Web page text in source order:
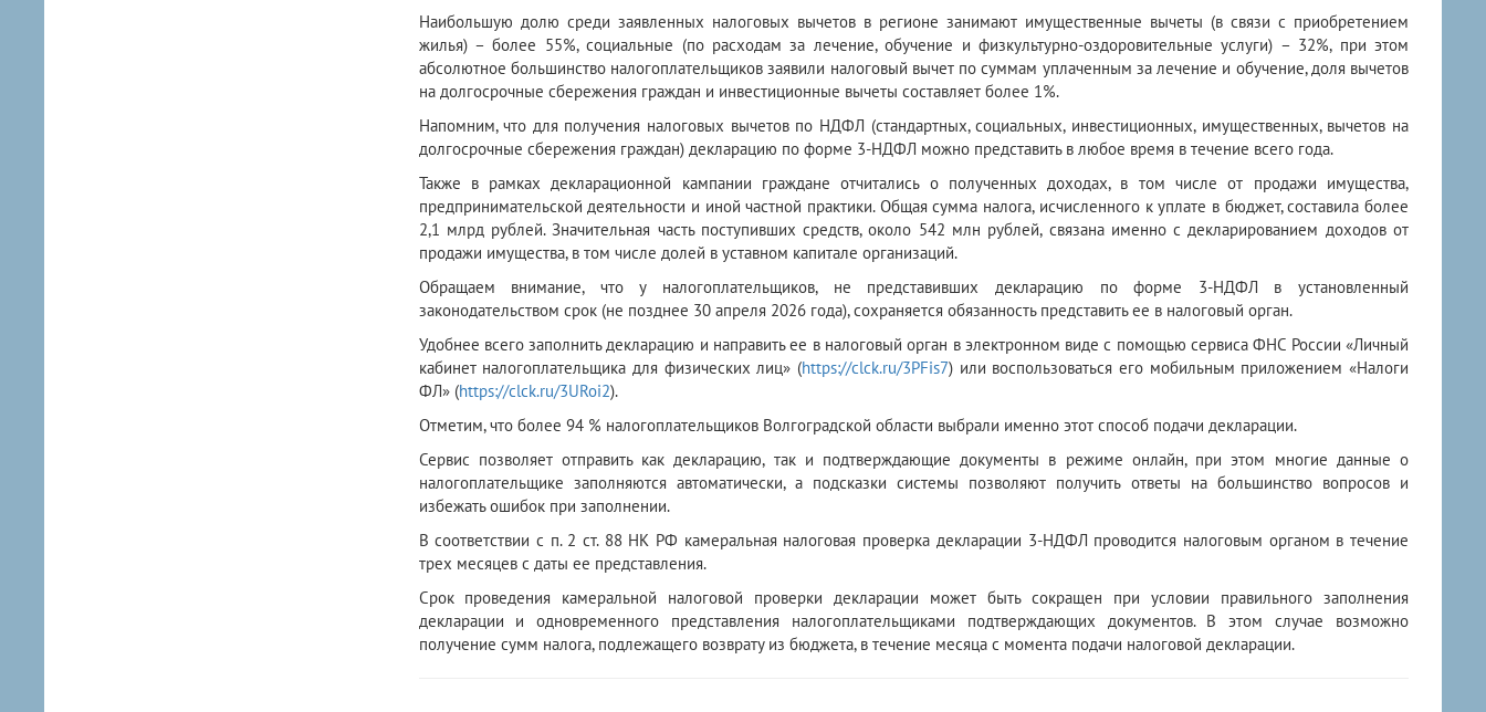
Наибольшую долю среди заявленных налоговых вычетов в регионе занимают имущественные вычеты (в связи с приобретением
жилья) – более 55%, социальные (по расходам за лечение, обучение и физкультурно-оздоровительные услуги) – 32%, при этом
абсолютное большинство налогоплательщиков заявили налоговый вычет по суммам уплаченным за лечение и обучение, доля вычетов
на долгосрочные сбережения граждан и инвестиционные вычеты составляет более 1%.
Напомним, что для получения налоговых вычетов по НДФЛ (стандартных, социальных, инвестиционных, имущественных, вычетов на
долгосрочные сбережения граждан) декларацию по форме 3-НДФЛ можно представить в любое время в течение всего года.
Также в рамках декларационной кампании граждане отчитались о полученных доходах, в том числе от продажи имущества,
предпринимательской деятельности и иной частной практики. Общая сумма налога, исчисленного к уплате в бюджет, составила более
2,1 млрд рублей. Значительная часть поступивших средств, около 542 млн рублей, связана именно с декларированием доходов от
продажи имущества, в том числе долей в уставном капитале организаций.
Обращаем внимание, что у налогоплательщиков, не представивших декларацию по форме 3-НДФЛ в установленный
законодательством срок (не позднее 30 апреля 2026 года), сохраняется обязанность представить ее в налоговый орган.
Удобнее всего заполнить декларацию и направить ее в налоговый орган в электронном виде с помощью сервиса ФНС России «Личный
кабинет налогоплательщика для физических лиц» (https://clck.ru/3PFis7) или воспользоваться его мобильным приложением «Налоги
ФЛ» (https://clck.ru/3URoi2).
Отметим, что более 94 % налогоплательщиков Волгоградской области выбрали именно этот способ подачи декларации.
Сервис позволяет отправить как декларацию, так и подтверждающие документы в режиме онлайн, при этом многие данные о
налогоплательщике заполняются автоматически, а подсказки системы позволяют получить ответы на большинство вопросов и
избежать ошибок при заполнении.
В соответствии с п. 2 ст. 88 НК РФ камеральная налоговая проверка декларации 3-НДФЛ проводится налоговым органом в течение
трех месяцев с даты ее представления.
Срок проведения камеральной налоговой проверки декларации может быть сокращен при условии правильного заполнения
декларации и одновременного представления налогоплательщиками подтверждающих документов. В этом случае возможно
получение сумм налога, подлежащего возврату из бюджета, в течение месяца с момента подачи налоговой декларации.